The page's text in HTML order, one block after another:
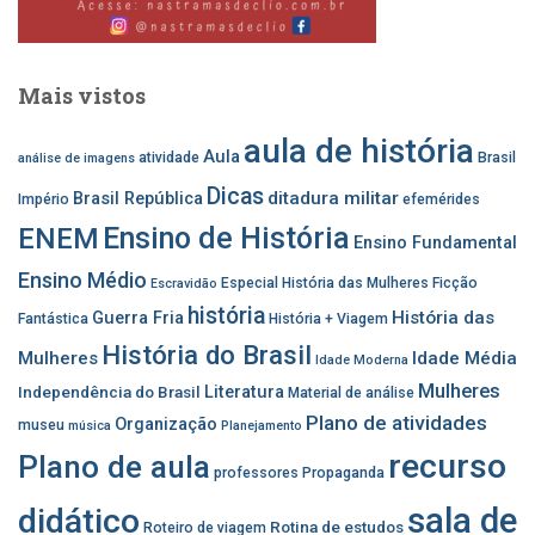
Mais vistos
análise de imagens atividade Aula aula de história Brasil
Império Brasil República Dicas ditadura militar efemérides
ENEM Ensino de História Ensino Fundamental
Ensino Médio Escravidão Especial História das Mulheres Ficção
Fantástica Guerra Fria história História + Viagem História das
Mulheres História do Brasil Idade Moderna Idade Média
Independência do Brasil Literatura Material de análise Mulheres
museu música Organização Planejamento Plano de atividades
Plano de aula professores Propaganda recurso
didático Roteiro de viagem Rotina de estudos sala de